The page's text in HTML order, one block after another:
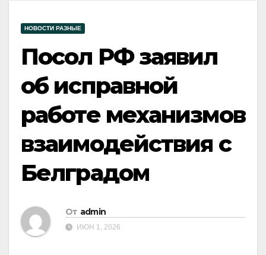
НОВОСТИ РАЗНЫЕ
Посол РФ заявил
об исправной
работе механизмов
взаимодействия с
Белградом
От admin
ИЮН 1, 2026